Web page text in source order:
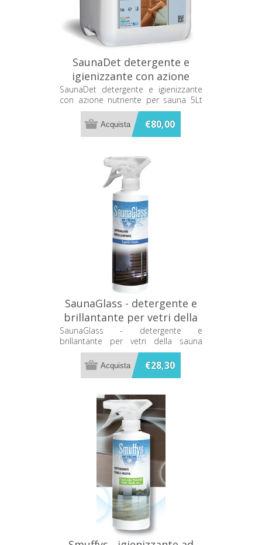
SaunaDet detergente e
igienizzante con azione
nutriente per sauna 5Lt
Metacril
SaunaDet detergente e igienizzante
con azione nutriente per sauna 5Lt
Metacril
€80,00
SaunaGlass - detergente e
brillantante per vetri della
sauna 500ml Metacril
SaunaGlass - detergente e
brillantante per vetri della sauna
500ml Metacril
€28,30